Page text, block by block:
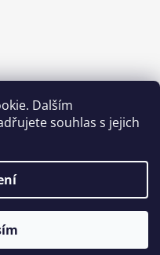
Dalším
souhlas s jejich
s.r.o.
Facom